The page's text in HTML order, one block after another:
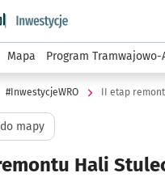
wroclaw.pl
Mapa Program
#InwestycjeWRO II etap
mapy
Hali